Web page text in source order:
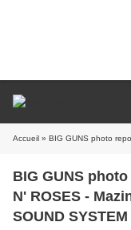
Accueil » BIG GUNS photo report -
BIG GUNS
N' ROSES -
SOUND SYSTEM